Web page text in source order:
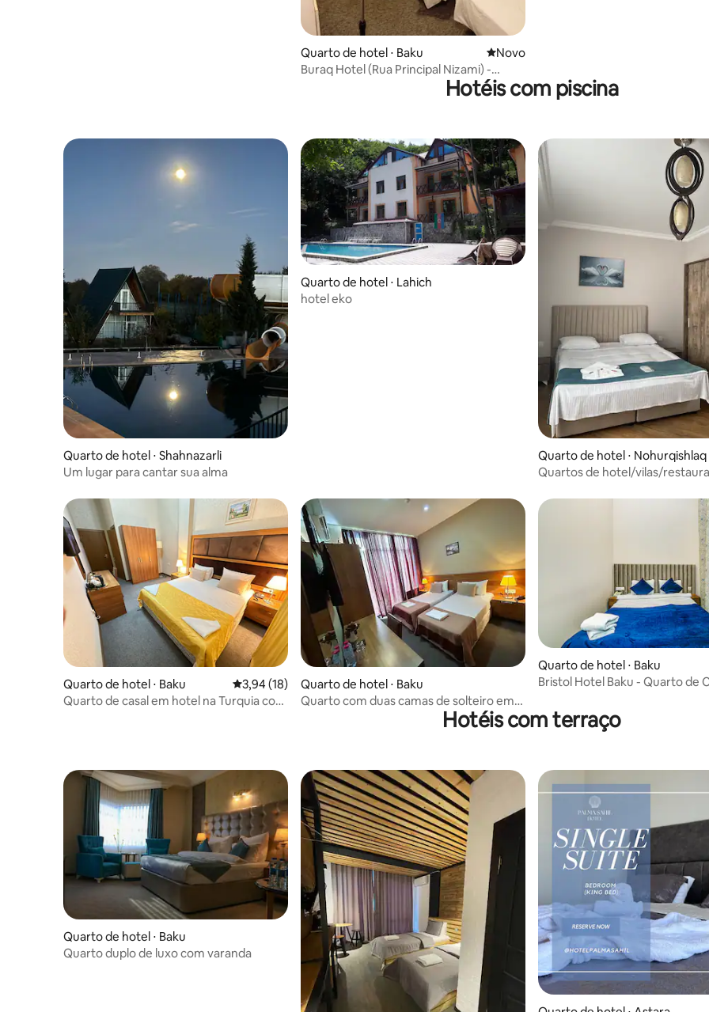
Quarto de hotel ⋅ Baku Novo lugar para ficar
Novo
Buraq Hotel (Rua Principal Nizami) -
Hotéis com piscina
Quarto de hotel ⋅ Shahnazarli
Um lugar para cantar sua alma
Quarto de hotel ⋅ Lahich
hotel eko
Quarto de hotel ⋅ Nohurqishlaq
Quartos de hotel/vilas/
Quarto de hotel ⋅ Baku 3,94 de uma avaliação média de 5, 18 avaliações
3,94 (18)
Quarto de casal em hotel na Turquia com
Quarto de hotel ⋅ Baku
Quarto com duas camas de solteiro em
hotel familiar com acesso à piscina
Quarto de hotel ⋅ Baku
Bristol Hotel Baku - Quarto de
Hotéis com terraço
Quarto de hotel ⋅ Baku
Quarto duplo de luxo com varanda